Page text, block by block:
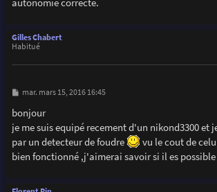
void flash(){
if(blinker){
    MsTimer2::set(20, flash);
  }
  else{
    MsTimer2::set(2000, flash);
    MsTimer2::start();
  }
}
Gilles Chabert
Habitué
M
s
s
a
e
mar. mars 15, 2016 16:45
bonjour
je me suis equipé recement d'un nikond3300 et
par un detecteur de foudre
vu le cout de
bien fonctionné ,j'aimerai savoir si il es